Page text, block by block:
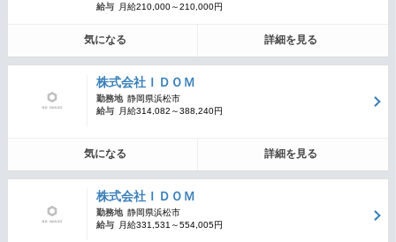
給与
月給210,000～210,000円
気になる 詳細を見る
株式会社ＩＤＯＭ
勤務地 静岡県浜松市
給与
月給314,082～388,240円
気になる 詳細を見る
株式会社ＩＤＯＭ
勤務地 静岡県浜松市
給与
月給331,531～554,005円